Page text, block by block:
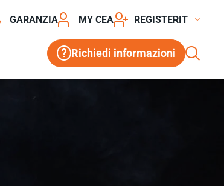
Richiedi informazioni
GARANZIA MY CEA REGISTER